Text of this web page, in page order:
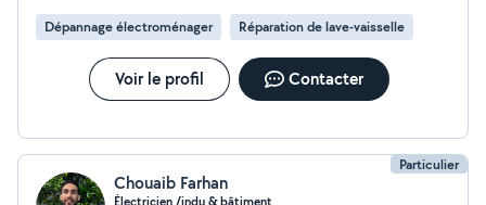
Dépannage électroménager Réparation de lave-vaisselle
Voir le profil Contacter
Particulier
Chouaib Farhan